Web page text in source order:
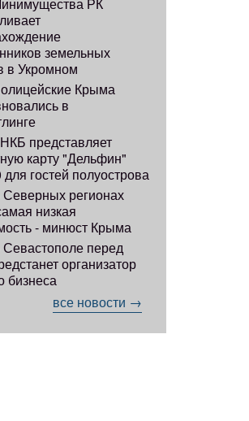
земельных
в Укромном
Крыма
в
представляет
карту "Дельфин"
гостей полуострова
регионах
низкая
- минюст Крыма
перед
организатор
бизнеса
все новости →